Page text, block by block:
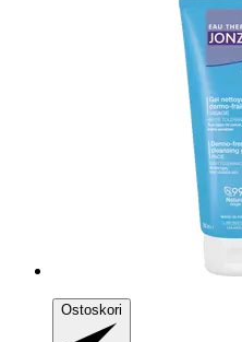
Ostoskori